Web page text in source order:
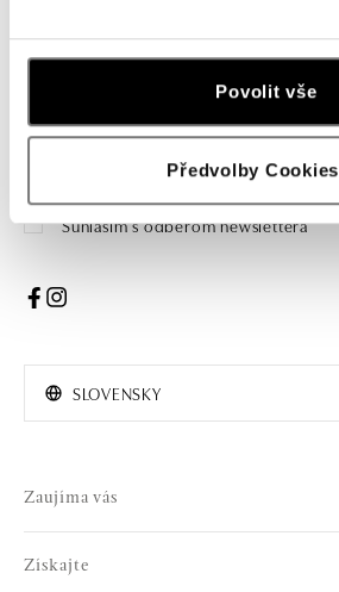
Povolit vše
Předvolby Cookies
Súhlasím s odberom newslettera
SLOVENSKY
Zaujíma vás
Získajte